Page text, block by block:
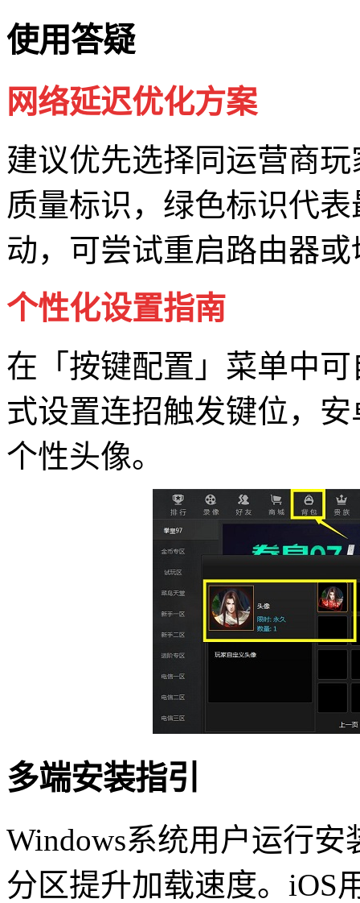
使用答疑
网络延迟优化方案
建议优先选择同运营商
质量标识，绿色标识代
动，可尝试重启路由器
个性化设置指南
在「按键配置」菜单中
式设置连招触发键位，
个性头像。
多端安装指引
Windows系统用户运行
分区提升加载速度。iOS